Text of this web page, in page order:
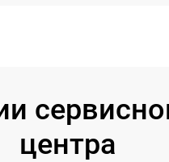
центра